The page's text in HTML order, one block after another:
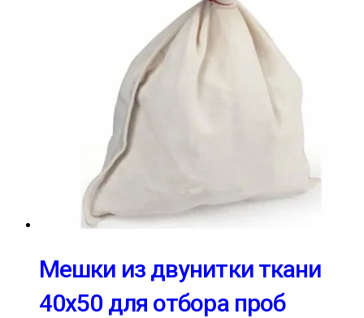
Мешки из двунитки ткани
40х50 для отбора проб